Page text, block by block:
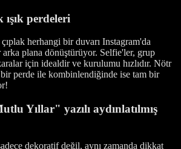
perdeleri
herhangi bir duvarı Instagram'da
arka plana dönüştürüyor. Selfie'ler, grup
için idealdir ve kurulumu hızlıdır. Nötr
perde ile kombinlendiğinde ise tam bir
Yıllar" yazılı aydınlatılmış
dekoratif değil, aynı zamanda dikkat